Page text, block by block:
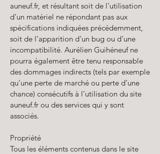
auneuf.fr, et résultant soit de l’utilisation
d’un matériel ne répondant pas aux
spécifications indiquées précédemment,
soit de l’apparition d’un bug ou d’une
incompatibilité. Aurélien Guihéneuf ne
pourra également être tenu responsable
des dommages indirects (tels par exemple
qu’une perte de marché ou perte d’une
chance) consécutifs à l’utilisation du site
auneuf.fr ou des services qui y sont
associés.
Propriété
Tous les éléments contenus dans le site